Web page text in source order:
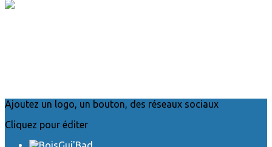
Ajoutez un logo, un bouton, des réseaux sociaux
Cliquez pour éditer